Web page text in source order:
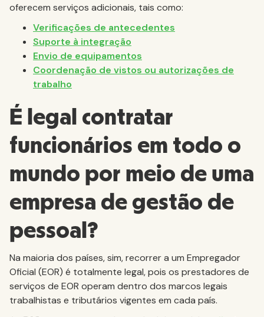
oferecem serviços adicionais, tais como:
Verificações de antecedentes
Suporte à integração
Envio de equipamentos
Coordenação de vistos ou autorizações de
trabalho
É legal contratar
funcionários em todo o
mundo por meio de uma
empresa de gestão de
pessoal?
Na maioria dos países, sim, recorrer a um Empregador
Oficial (EOR) é totalmente legal, pois os prestadores de
serviços de EOR operam dentro dos marcos legais
trabalhistas e tributários vigentes em cada país.